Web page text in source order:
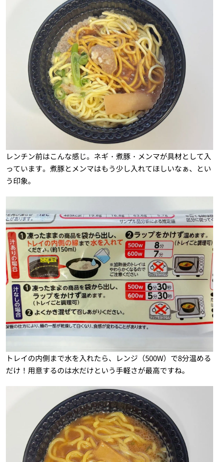
レンチン前はこんな感じ。ネギ・煮豚・メンマが具材として入
っています。煮豚とメンマはもう少し入れてほしいなぁ、とい
う印象。
トレイの内側まで水を入れたら、レンジ（500W）で8分温める
だけ！用意するのは水だけという手軽さが最高ですね。